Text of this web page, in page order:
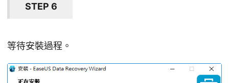
STEP 6
等待安裝過程。